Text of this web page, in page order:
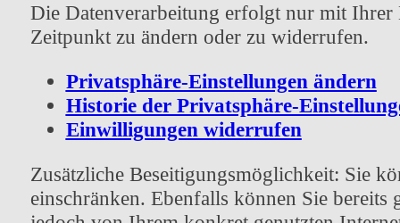
Die Datenverarbeitung erfolgt nur mit
Zeitpunkt zu ändern oder zu widerrufen.
Privatsphäre-Einstellungen ändern
Historie der Privatsphäre-
Einwilligungen widerrufen
Zusätzliche Beseitigungsmöglichkeit: Sie
einschränken. Ebenfalls können Sie